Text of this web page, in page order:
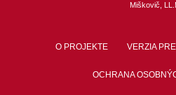
Miškovič,
O PROJEKTE VERZIA
OCHRANA